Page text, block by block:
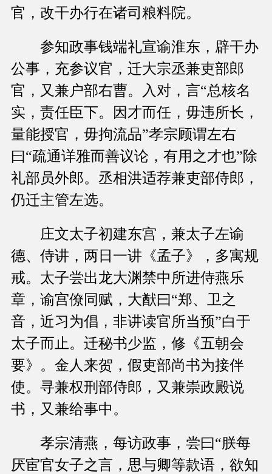
官，改干办行在诸司粮料院。
参知政事钱端礼宣谕淮东，辟干办
公事，充参议官，迁大宗丞兼吏部郎
官，又兼户部右曹。入对，言“总核名
实，责任臣下。因才而任，毋违所长，
量能授官，毋拘流品”孝宗顾谓左右
曰“疏通详雅而善议论，有用之才也”除
礼部员外郎。丞相洪适荐兼吏部侍郎，
仍迁主管左选。
庄文太子初建东宫，兼太子左谕
德、侍讲，两日一讲《孟子》，多寓规
戒。太子尝出龙大渊禁中所进侍燕乐
章，谕宫僚同赋，大猷曰“郑、卫之
音，近习为倡，非讲读官所当预”白于
太子而止。迁秘书少监，修《五朝会
要》。金人来贺，假吏部尚书为接伴
使。寻兼权刑部侍郎，又兼崇政殿说
书，又兼给事中。
孝宗清燕，每访政事，尝曰“朕每
厌宦官女子之言，思与卿等款语，欲知